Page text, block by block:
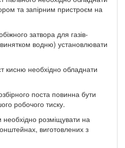
та запірним пристроєм на
затвора для газів-
водню) установлювати
кисню необхідно обладнати
поста повинна бути
робочого тиску.
необхідно розміщувати на
виготовлених з